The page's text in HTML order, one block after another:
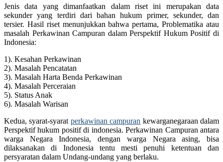
Jenis data yang dimanfaatkan dalam riset ini merupakan data
sekunder yang terdiri dari bahan hukum primer, sekunder, dan
tersier. Hasil riset menunjukkan bahwa pertama, Problematika atau
masalah Perkawinan Campuran dalam Perspektif Hukum Positif di
Indonesia:
1). Kesahan Perkawinan
2). Masalah Pencatatan
3). Masalah Harta Benda Perkawinan
4). Masalah Perceraian
5). Status Anak
6). Masalah Warisan
Kedua, syarat-syarat perkawinan campuran kewarganegaraan dalam
Perspektif hukum positif di indonesia. Perkawinan Campuran antara
warga Negara Indonesia, dengan warga Negara asing, bisa
dilaksanakan di Indonesia tentu mesti penuhi ketentuan dan
persyaratan dalam Undang-undang yang berlaku.